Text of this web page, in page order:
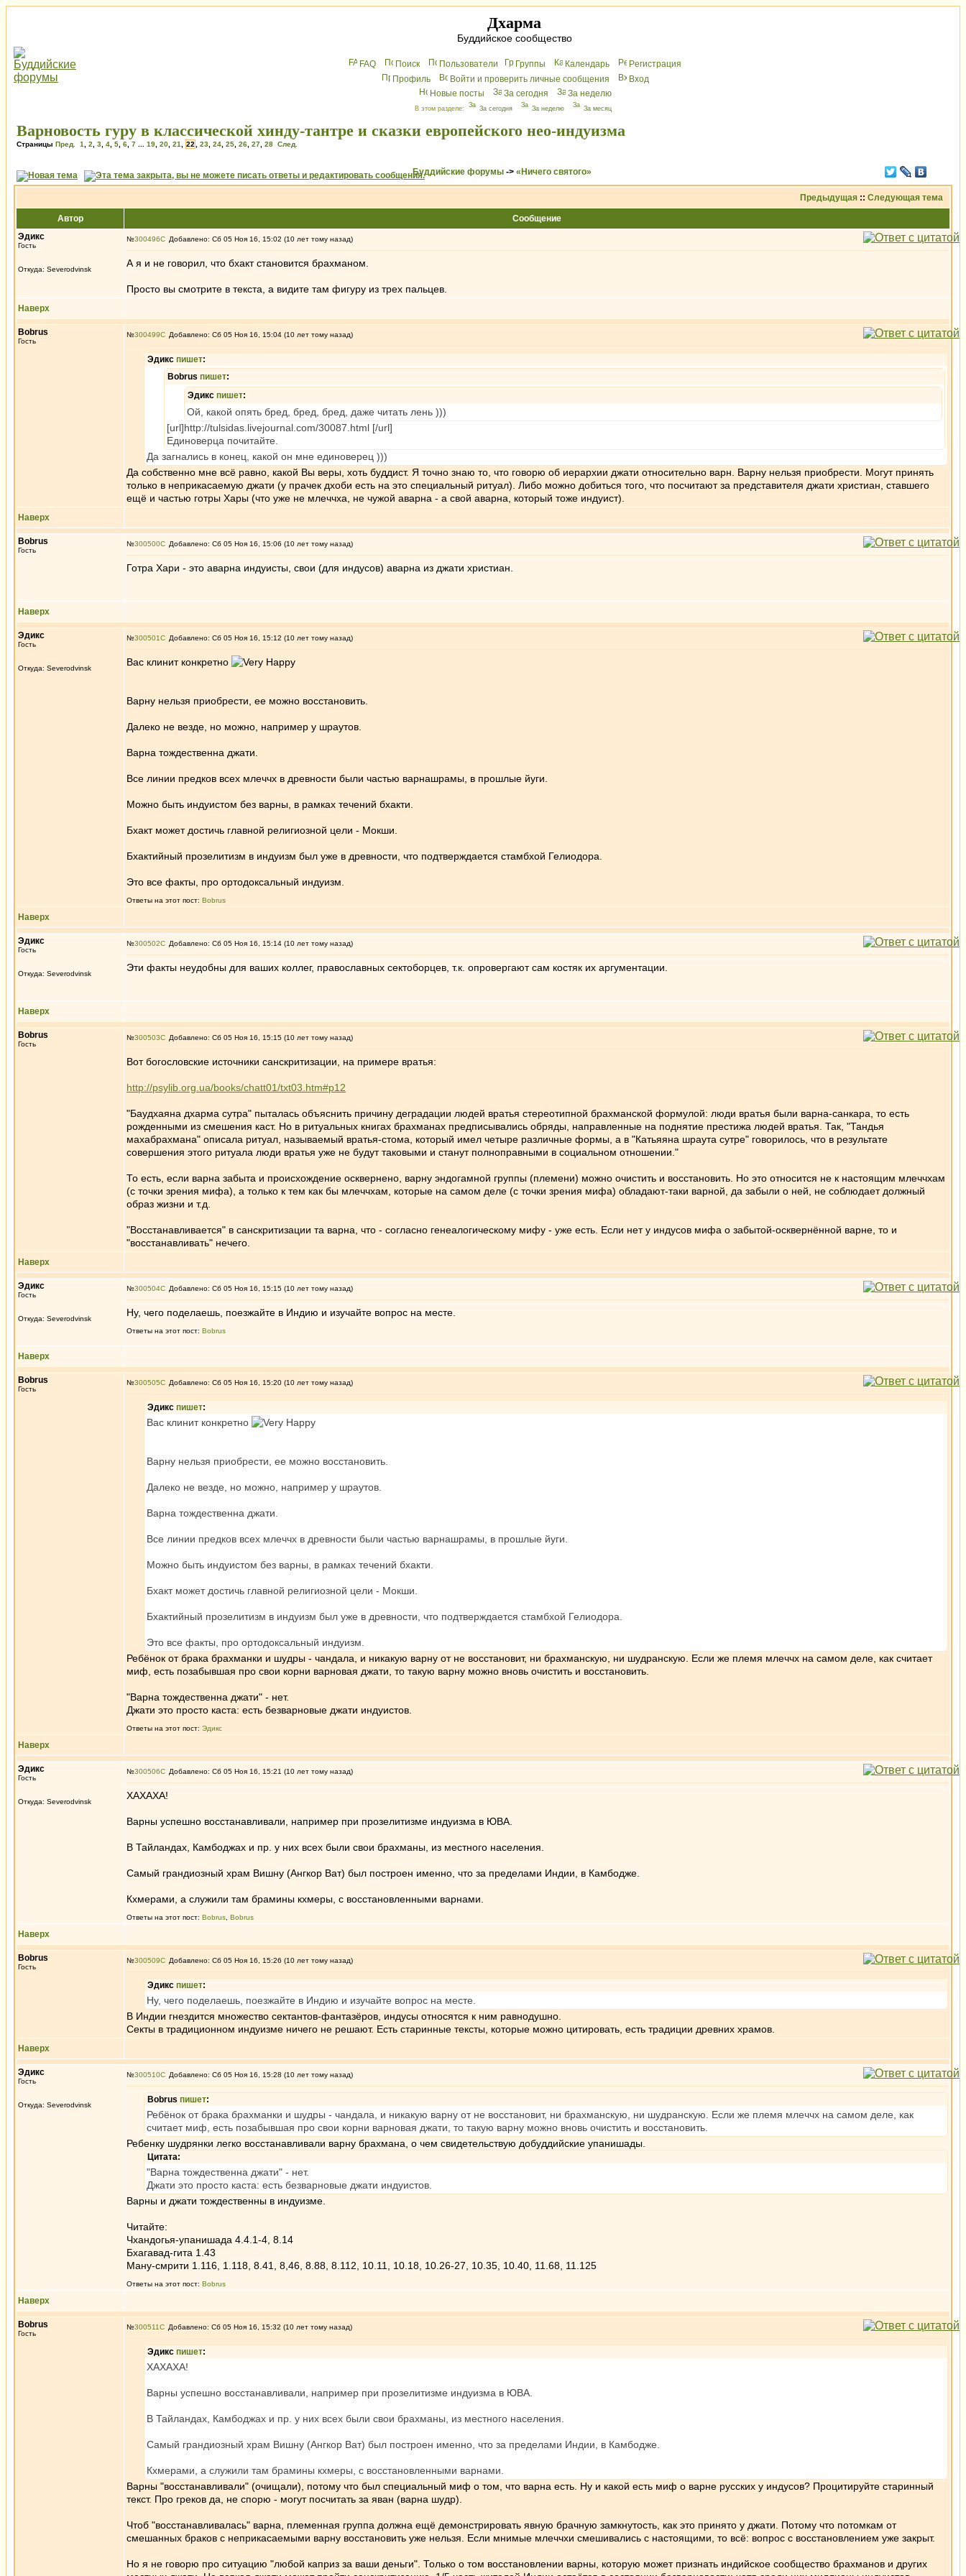
Дхарма
Буддийское сообщество
FAQ Поиск Пользователи Группы Календарь
Peгиcтрaция
Профиль
Войти и проверить личные сообщения
Вхoд
Новые посты
За сегодня За неделю
В этом разделе: За сегодня За неделю За месяц
Варновость гуру в классической хинду-тантре и сказки европейского нео-индуизма
Страницы Пред. 1 2 3 4 5 6 7 19 20 21 22 23 24 25 26 27 28 След.
Буддийские форумы -> «Ничего святого»
Предыдущая :: Следующая тема
Автор
Сообщение
Эдикc
Гость
Откуда: Severodvinsk
№300496 Добавлено: Сб 05 Ноя 16, 15:02 (10 лет тому назад)
А я и не говорил, что бхакт становится брахманом.
Просто вы смотрите в текста, а видите там фигуру из трех пальцев.
Наверх
Bobrus
Гость
№300499 Добавлено: Сб 05 Ноя 16, 15:04 (10 лет тому назад)
Эдикc пишет:
Bobrus пишет:
Эдикc пишет:
Ой, какой опять бред, бред, бред, даже читать лень )))
[url]http://tulsidas.livejournal.com/30087.html [/url]
Единоверца почитайте.
Да загнались в конец, какой он мне единоверец )))
Да собственно мне всё равно, какой Вы веры, хоть буддист. Я точно знаю то, что говорю об иерархии джати относительно варн. Варну нельзя приобрести. Могут принять
только в неприкасаемую джати (у прачек дхоби есть на это специальный ритуал). Либо можно добиться того, что посчитают за представителя джати христиан, ставшего
ещё и частью готры Хары (что уже не млеччха, не чужой аварна - а свой аварна, который тоже индуист).
Наверх
Bobrus
Гость
№300500 Добавлено: Сб 05 Ноя 16, 15:06 (10 лет тому назад)
Готра Хари - это аварна индуисты, свои (для индусов) аварна из джати христиан.
Наверх
Эдикc
Гость
Откуда: Severodvinsk
№300501 Добавлено: Сб 05 Ноя 16, 15:12 (10 лет тому назад)
Вас клинит конкретно
Варну нельзя приобрести, ее можно восстановить.
Далеко не везде, но можно, например у шраутов.
Варна тождественна джати.
Все линии предков всех млеччх в древности были частью варнашрамы, в прошлые йуги.
Можно быть индуистом без варны, в рамках течений бхакти.
Бхакт может достичь главной религиозной цели - Мокши.
Бхактийный прозелитизм в индуизм был уже в древности, что подтверждается стамбхой Гелиодора.
Это все факты, про ортодоксальный индуизм.
Ответы на этот пост: Bobrus
Наверх
Эдикc
Гость
Откуда: Severodvinsk
№300502 Добавлено: Сб 05 Ноя 16, 15:14 (10 лет тому назад)
Эти факты неудобны для ваших коллег, православных сектоборцев, т.к. опровергают сам костяк их аргументации.
Наверх
Bobrus
Гость
№300503 Добавлено: Сб 05 Ноя 16, 15:15 (10 лет тому назад)
Вот богословские источники санскритизации, на примере вратья:
http://psylib.org.ua/books/chatt01/txt03.htm#p12
"Баудхаяна дхарма сутра" пыталась объяснить причину деградации людей вратья стереотипной брахманской формулой: люди вратья были варна-санкара, то есть
рожденными из смешения каст. Но в ритуальных книгах брахманах предписывались обряды, направленные на поднятие престижа людей вратья. Так, "Тандья
махабрахмана" описала ритуал, называемый вратья-стома, который имел четыре различные формы, а в "Катьяяна шраута сутре" говорилось, что в результате
совершения этого ритуала люди вратья уже не будут таковыми и станут полноправными в социальном отношении."
То есть, если варна забыта и происхождение осквернено, варну эндогамной группы (племени) можно очистить и восстановить. Но это относится не к настоящим млеччхам
(с точки зрения мифа), а только к тем как бы млеччхам, которые на самом деле (с точки зрения мифа) обладают-таки варной, да забыли о ней, не соблюдает должный
образ жизни и т.д.
"Восстанавливается" в санскритизации та варна, что - согласно генеалогическому мифу - уже есть. Если нет у индусов мифа о забытой-осквернённой варне, то и
"восстанавливать" нечего.
Наверх
Эдикc
Гость
Откуда: Severodvinsk
№300504 Добавлено: Сб 05 Ноя 16, 15:15 (10 лет тому назад)
Ну, чего поделаешь, поезжайте в Индию и изучайте вопрос на месте.
Ответы на этот пост: Bobrus
Наверх
Bobrus
Гость
№300505 Добавлено: Сб 05 Ноя 16, 15:20 (10 лет тому назад)
Эдикc пишет:
Вас клинит конкретно
Варну нельзя приобрести, ее можно восстановить.
Далеко не везде, но можно, например у шраутов.
Варна тождественна джати.
Все линии предков всех млеччх в древности были частью варнашрамы, в прошлые йуги.
Можно быть индуистом без варны, в рамках течений бхакти.
Бхакт может достичь главной религиозной цели - Мокши.
Бхактийный прозелитизм в индуизм был уже в древности, что подтверждается стамбхой Гелиодора.
Это все факты, про ортодоксальный индуизм.
Ребёнок от брака брахманки и шудры - чандала, и никакую варну от не восстановит, ни брахманскую, ни шудранскую. Если же племя млеччх на самом деле, как считает
миф, есть позабывшая про свои корни варновая джати, то такую варну можно вновь очистить и восстановить.
"Варна тождественна джати" - нет.
Джати это просто каста: есть безварновые джати индуистов.
Ответы на этот пост: Эдикc
Наверх
Эдикc
Гость
Откуда: Severodvinsk
№300506 Добавлено: Сб 05 Ноя 16, 15:21 (10 лет тому назад)
ХАХАХА!
Варны успешно восстанавливали, например при прозелитизме индуизма в ЮВА.
В Тайландах, Камбоджах и пр. у них всех были свои брахманы, из местного населения.
Самый грандиозный храм Вишну (Ангкор Ват) был построен именно, что за пределами Индии, в Камбодже.
Кхмерами, а служили там брамины кхмеры, с восстановленными варнами.
Ответы на этот пост: Bobrus Bobrus
Наверх
Bobrus
Гость
№300509 Добавлено: Сб 05 Ноя 16, 15:26 (10 лет тому назад)
Эдикc пишет:
Ну, чего поделаешь, поезжайте в Индию и изучайте вопрос на месте.
В Индии гнездится множество сектантов-фантазёров, индусы относятся к ним равнодушно.
Секты в традиционном индуизме ничего не решают. Есть старинные тексты, которые можно цитировать, есть традиции древних храмов.
Наверх
Эдикc
Гость
Откуда: Severodvinsk
№300510 Добавлено: Сб 05 Ноя 16, 15:28 (10 лет тому назад)
Bobrus пишет:
Ребёнок от брака брахманки и шудры - чандала, и никакую варну от не восстановит, ни брахманскую, ни шудранскую. Если же племя млеччх на самом деле, как
считает миф, есть позабывшая про свои корни варновая джати, то такую варну можно вновь очистить и восстановить.
Ребенку шудрянки легко восстанавливали варну брахмана, о чем свидетельствую добуддийские упанишады.
Цитата:
"Варна тождественна джати" - нет.
Джати это просто каста: есть безварновые джати индуистов.
Варны и джати тождественны в индуизме.
Читайте:
Чхандогья-упанишада 4.4.1-4, 8.14
Бхагавад-гита 1.43
Ману-смрити 1.116, 1.118, 8.41, 8,46, 8.88, 8.112, 10.11, 10.18, 10.26-27, 10.35, 10.40, 11.68, 11.125
Ответы на этот пост: Bobrus
Наверх
Bobrus
Гость
№300511 Добавлено: Сб 05 Ноя 16, 15:32 (10 лет тому назад)
Эдикc пишет:
ХАХАХА!
Варны успешно восстанавливали, например при прозелитизме индуизма в ЮВА.
В Тайландах, Камбоджах и пр. у них всех были свои брахманы, из местного населения.
Самый грандиозный храм Вишну (Ангкор Ват) был построен именно, что за пределами Индии, в Камбодже.
Кхмерами, а служили там брамины кхмеры, с восстановленными варнами.
Варны "восстанавливали" (очищали), потому что был специальный миф о том, что варна есть. Ну и какой есть миф о варне русских у индусов? Процитируйте старинный
текст. Про греков да, не спорю - могут посчитать за яван (варна шудр).
Чтоб "восстанавливалась" варна, племенная группа должна ещё демонстрировать явную брачную замкнутость, как это принято у джати. Потому что потомкам от
смешанных браков с неприкасаемыми варну восстановить уже нельзя. Если мнимые млеччхи смешивались с настоящими, то всё: вопрос с восстановлением уже закрыт.
Но я не говорю про ситуацию "любой каприз за ваши деньги". Только о том восстановлении варны, которую может признать индийское сообщество брахманов и других